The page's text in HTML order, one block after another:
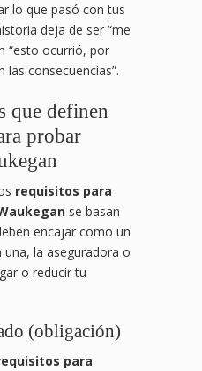
lo que pasó con tus
deja de ser “me
“esto ocurrió, por
consecuencias”.
que definen
probar
requisitos para
se basan
encajar como un
la aseguradora o
o reducir tu
(obligación)
para